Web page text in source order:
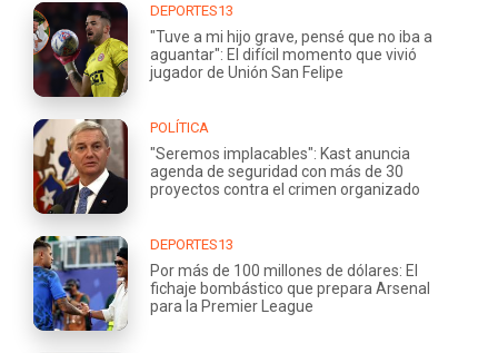
DEPORTES13
"Tuve a mi hijo grave, pensé que no iba a
aguantar": El difícil momento que vivió
jugador de Unión San Felipe
POLÍTICA
"Seremos implacables": Kast anuncia
agenda de seguridad con más de 30
proyectos contra el crimen organizado
DEPORTES13
Por más de 100 millones de dólares: El
fichaje bombástico que prepara Arsenal
para la Premier League